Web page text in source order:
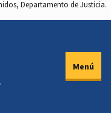
Departamento de Justicia.
Menú